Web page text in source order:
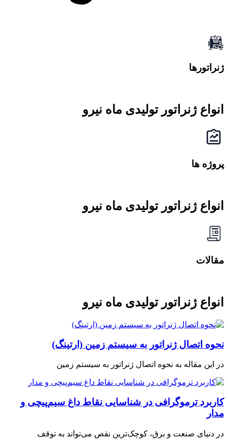
ژنراتورها
انواع ژنراتور تولیدی ماه نیرو
پروژه ها
انواع ژنراتور تولیدی ماه نیرو
مقالات
انواع ژنراتور تولیدی ماه نیرو
نحوه اتصال ژنراتور به سیستم زمین (ارتینگ)
در این مقاله به نحوه اتصال ژنراتور به سیستم زمین
کاربرد ترموگرافی در شناسایی نقاط داغ سیم‌پیچی و
مدار
در دنیای صنعت و برق، کوچک‌ترین نقص می‌تواند به توقف